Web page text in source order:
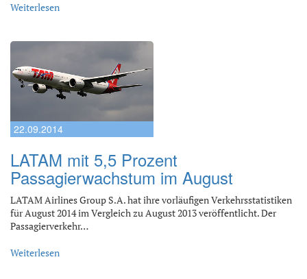
Weiterlesen
22.09.2014
LATAM mit 5,5 Prozent
Passagierwachstum im August
LATAM Airlines Group S.A. hat ihre vorläufigen Verkehrsstatistiken
für August 2014 im Vergleich zu August 2013 veröffentlicht. Der
Passagierverkehr…
Weiterlesen